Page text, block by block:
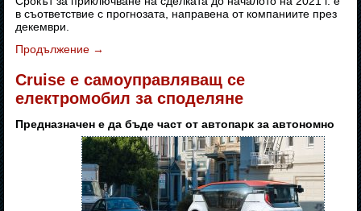
в съответствие с прогнозата, направена от компаниите през
декември.
Продължение →
Cruise е самоуправляващ се
електромобил за споделяне
Предназначен е да бъде част от автопарк за автономно